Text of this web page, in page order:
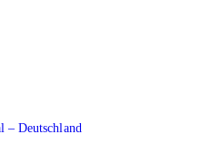
– Deutschland